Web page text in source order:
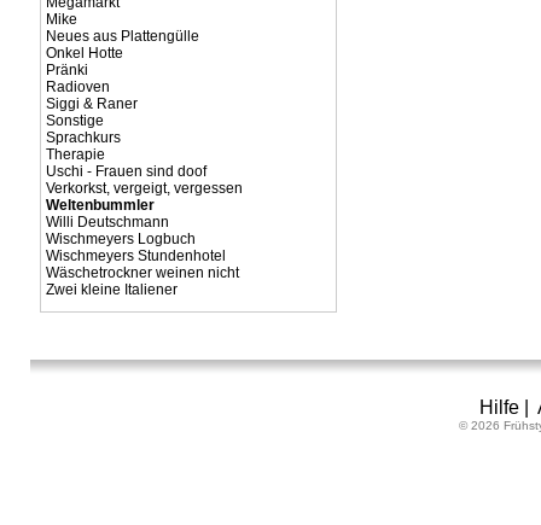
Mike
Neues aus Plattengülle
Onkel Hotte
Pränki
Radioven
Siggi & Raner
Sonstige
Sprachkurs
Therapie
Uschi - Frauen sind doof
Verkorkst, vergeigt, vergessen
Weltenbummler
Willi Deutschmann
Wischmeyers Logbuch
Wischmeyers Stundenhotel
Wäschetrockner weinen nicht
Zwei kleine Italiener
Hilfe|
© 2026